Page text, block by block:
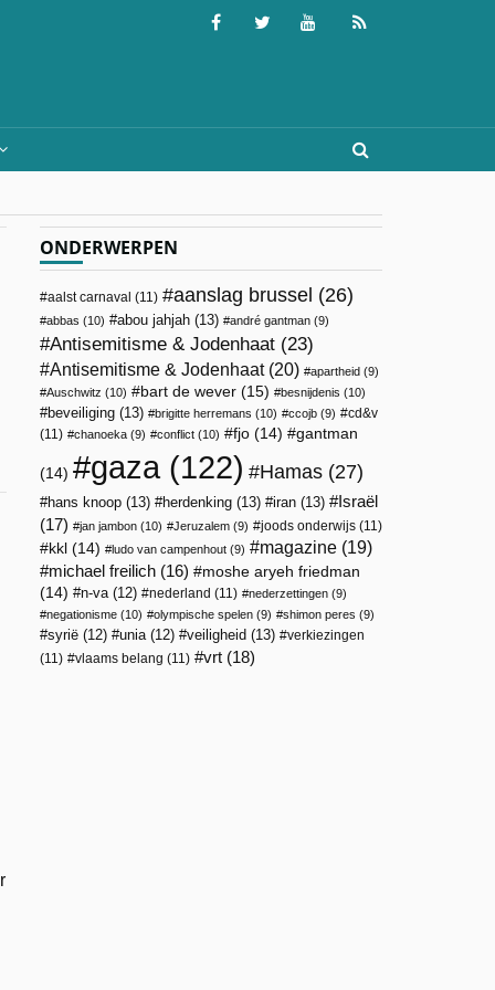
ONDERWERPEN
aalst carnaval (11) aanslag brussel (26)
abbas (10) abou jahjah (13) andré gantman (9)
Antisemitisme & Jodenhaat (23)
Antisemitisme & Jodenhaat(20) apartheid (9)
Auschwitz (10) bart de wever (15) besnijdenis (10)
beveiliging (13) brigitte herremans (10) ccojb (9)
cd&v
(11)
chanoeka (9) conflict (10) fjo (14) gantman
(14) gaza(122) Hamas (27)
hans knoop (13) herdenking (13) iran (13)
Israël
(17)
jan jambon (10) Jeruzalem (9) joods onderwijs (11)
kkl (14) ludo van campenhout (9) magazine (19)
michael freilich (16)
moshe aryeh friedman
(14)
n-va(12) nederland (11) nederzettingen (9)
negationisme (10) olympische spelen (9) shimon peres (9)
syrië (12) unia(12) veiligheid (13)
verkiezingen
(11)
vlaams belang (11) vrt (18)